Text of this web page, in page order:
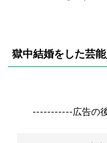
獄中結婚をした芸
-----------広告の